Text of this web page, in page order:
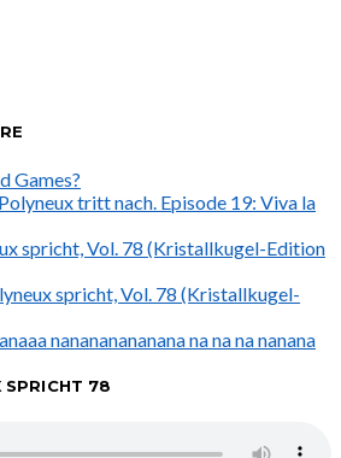
Games?
Polyneux tritt nach. Episode 19: Viva la
spricht, Vol. 78 (Kristallkugel-Edition
spricht, Vol. 78 (Kristallkugel-
nanananananana na na na nanana
SPRICHT 78